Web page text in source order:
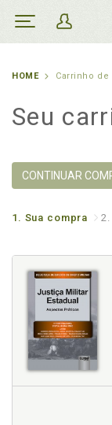
HOME Carrinho
Seu
CONTINUAR
1. Sua compra 2.